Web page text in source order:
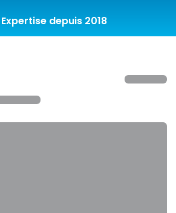
Expertise depuis 2018